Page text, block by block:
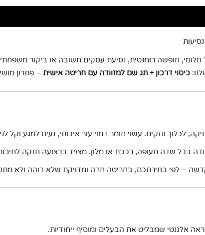
חלומי, חופשה רומנטית, נסיעת עסקים חשובה או ביקור
כיסוי דרכון + תג שם למזוודה עם חריטה אישית – פתרון
לכלוך ונזקים. עשוי חומר דמוי עור איכותי, נעים למגע וקל
בכל שדה תעופה, רכבת או מלון. מצויד ברצועה חזקה
– לפי בחירתכם, בחריטה חדה ומדויקת שלא דוהה ולא
אלגנטי שמבליט את הבעלים ומוסיף ייחודיות.